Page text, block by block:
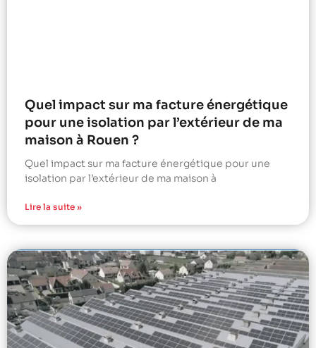
Quel impact sur ma facture énergétique
pour une isolation par l’extérieur de ma
maison à Rouen ?
Quel impact sur ma facture énergétique pour une
isolation par l’extérieur de ma maison à
Lire la suite »